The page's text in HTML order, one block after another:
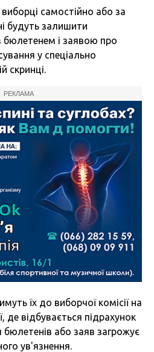
самостійно або за
будуть залишити
бюлетенем і заявою про
у спеціально
скринці.
РЕКЛАМА
їх до виборчої комісії на
де відбувається підрахунок
бюлетенів або заяв загрожує
ув'язнення.